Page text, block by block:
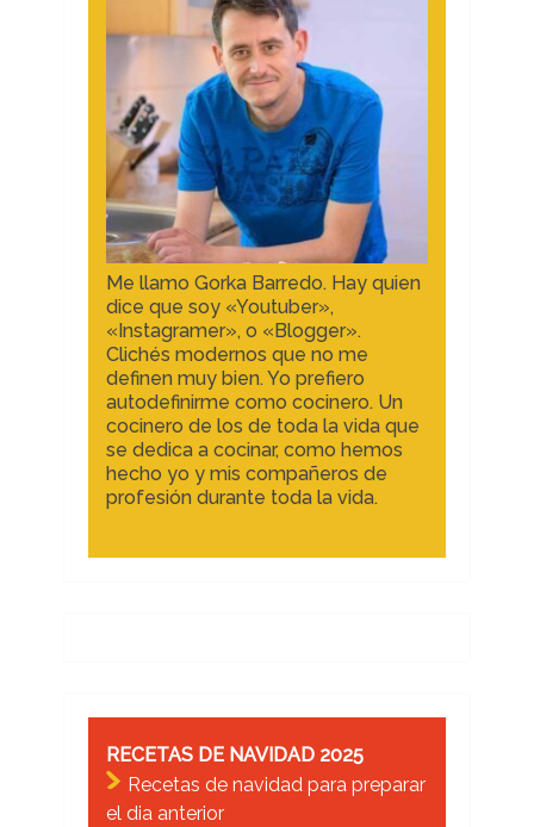
Me llamo Gorka Barredo. Hay quien
dice que soy «Youtuber»,
«Instagramer», o «Blogger».
Clichés modernos que no me
definen muy bien. Yo prefiero
autodefinirme como cocinero. Un
cocinero de los de toda la vida que
se dedica a cocinar, como hemos
hecho yo y mis compañeros de
profesión durante toda la vida.
RECETAS DE NAVIDAD 2025
Recetas de navidad para preparar
el dia anterior